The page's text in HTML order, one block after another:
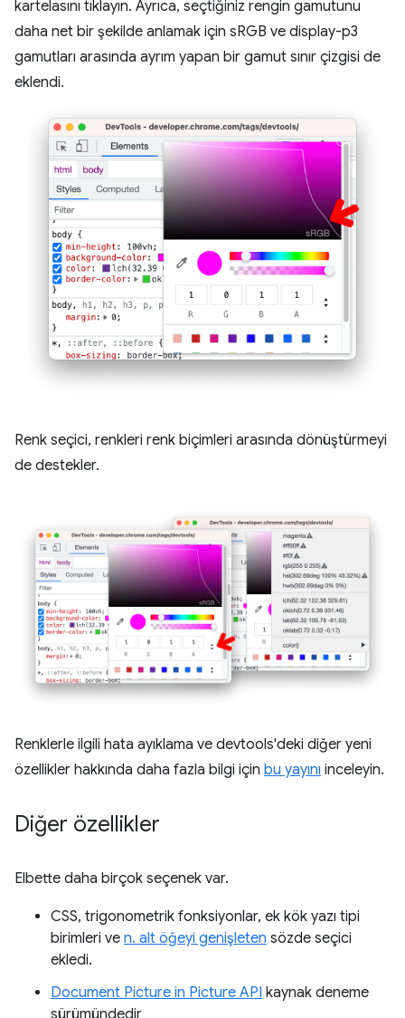
kartelasını tıklayın. Ayrıca, seçtiğiniz rengin gamutunu
daha net bir şekilde anlamak için sRGB ve display-p3
gamutları arasında ayrım yapan bir gamut sınır çizgisi de
eklendi.
Renk seçici, renkleri renk biçimleri arasında dönüştürmeyi
de destekler.
Renklerle ilgili hata ayıklama ve devtools'deki diğer yeni
özellikler hakkında daha fazla bilgi için bu yayını inceleyin.
Diğer özellikler
Elbette daha birçok seçenek var.
CSS, trigonometrik fonksiyonlar, ek kök yazı tipi
birimleri ve n. alt öğeyi genişleten sözde seçici
ekledi.
Document Picture in Picture API kaynak deneme
sürümündedir